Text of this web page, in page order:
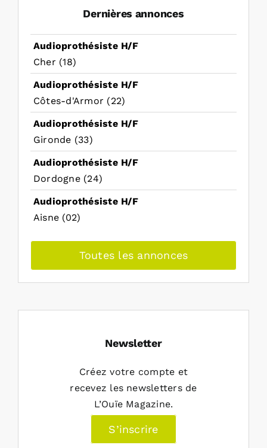
Dernières annonces
Audioprothésiste H/F
Cher (18)
Audioprothésiste H/F
Côtes-d'Armor (22)
Audioprothésiste H/F
Gironde (33)
Audioprothésiste H/F
Dordogne (24)
Audioprothésiste H/F
Aisne (02)
Toutes les annonces
Newsletter
Créez votre compte et
recevez les newsletters de
L’Ouïe Magazine.
S’inscrire